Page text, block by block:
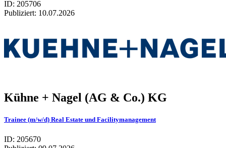
ID: 205706
Publiziert: 10.07.2026
Kühne + Nagel (AG & Co.) KG
Trainee (m/w/d) Real Estate und Facilitymanagement
ID: 205670